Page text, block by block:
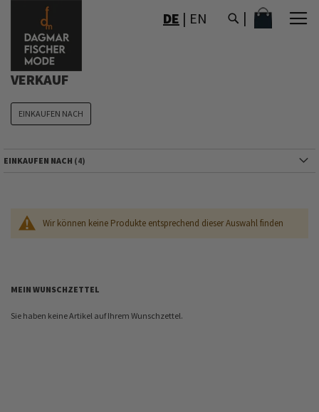
ZUM
DE | EN MEIN
VERKAUF
Wir können keine Produkte entsprechend dieser Auswahl finden
EINKAUFEN NACH
EINKAUFEN NACH
MEIN WUNSCHZETTEL
Sie haben keine Artikel auf Ihrem Wunschzettel.